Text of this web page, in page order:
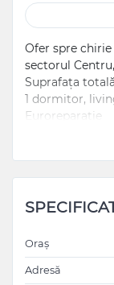
Ofer spre
sectorul
Suprafața
1 dormitor,
Euroreparatie
Încălzire
Se poate
Oraș
Adresă